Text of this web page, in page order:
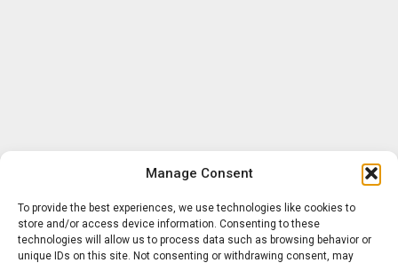
Manage Consent
To provide the best experiences, we use technologies like cookies to
store and/or access device information. Consenting to these
technologies will allow us to process data such as browsing behavior or
unique IDs on this site. Not consenting or withdrawing consent, may